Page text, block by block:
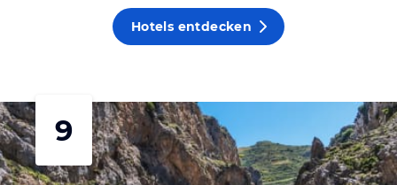
Hotels entdecken
9